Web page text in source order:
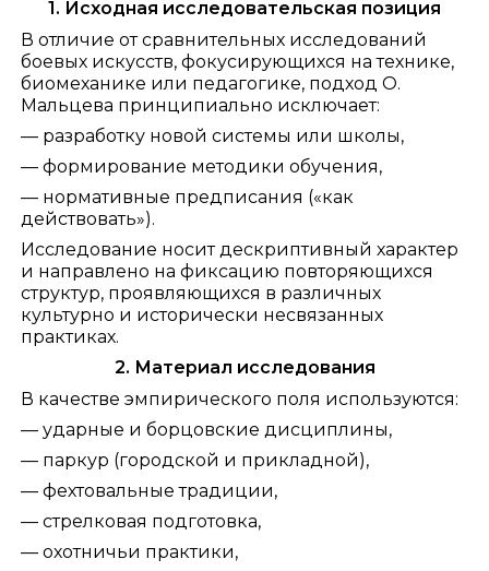
1. Исходная исследовательская позиция
В отличие от сравнительных исследований
боевых искусств, фокусирующихся на технике,
биомеханике или педагогике, подход О.
Мальцева принципиально исключает:
— разработку новой системы или школы,
— формирование методики обучения,
— нормативные предписания («как
действовать»).
Исследование носит дескриптивный характер
и направлено на фиксацию повторяющихся
структур, проявляющихся в различных
культурно и исторически несвязанных
практиках.
2. Материал исследования
В качестве эмпирического поля используются:
— ударные и борцовские дисциплины,
— паркур (городской и прикладной),
— фехтовальные традиции,
— стрелковая подготовка,
— охотничьи практики,